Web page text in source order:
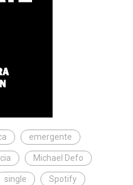
emergente
Michael Defo
single Spotify